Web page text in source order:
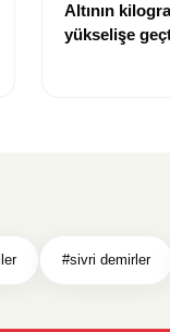
Altının
yükselişe
#sivri demirler